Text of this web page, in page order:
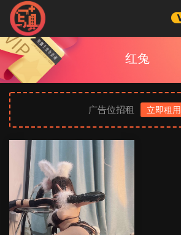
红兔
广告位招租 立即租用